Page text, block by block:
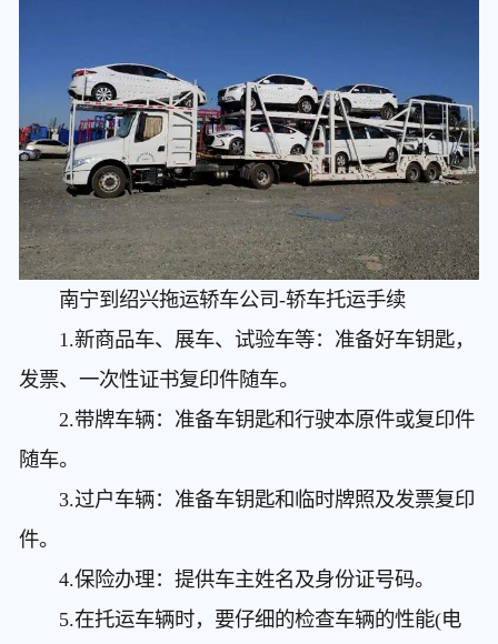
南宁到绍兴拖运轿车公司-轿车托运手续
1.新商品车、展车、试验车等：准备好车钥匙，
发票、一次性证书复印件随车。
2.带牌车辆：准备车钥匙和行驶本原件或复印件
随车。
3.过户车辆：准备车钥匙和临时牌照及发票复印
件。
4.保险办理：提供车主姓名及身份证号码。
5.在托运车辆时，要仔细的检查车辆的性能(电